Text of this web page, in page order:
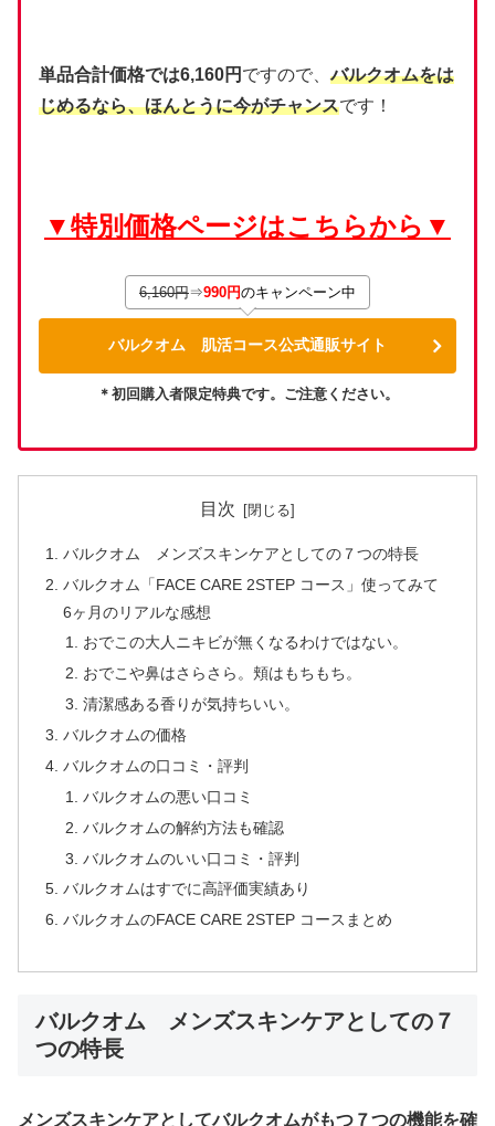
単品合計価格では6,160円 ですので、バルクオムをは
じめるなら、ほんとうに今がチャンスです！
▼特別価格ページはこちらから▼
6,160円⇒990円のキャンペーン中
バルクオム 肌活コース公式通販サイト
＊初回購入者限定特典です。ご注意ください。
目次
バルクオム メンズスキンケアとしての７つの特長
バルクオム「FACE CARE 2STEP コース」使ってみて
6ヶ月のリアルな感想
おでこの大人ニキビが無くなるわけではない。
おでこや鼻はさらさら。頬はもちもち。
清潔感ある香りが気持ちいい。
バルクオムの価格
バルクオムの口コミ・評判
バルクオムの悪い口コミ
バルクオムの解約方法も確認
バルクオムのいい口コミ・評判
バルクオムはすでに高評価実績あり
バルクオムのFACE CARE 2STEP コースまとめ
バルクオム メンズスキンケアとしての７
つの特長
メンズスキンケアとしてバルクオムがもつ７つの機能を確